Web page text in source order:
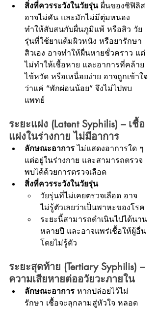
สิ่งที่ควรระวังในวัยรุ่น ผื่นของซิฟิลิส
อาจไม่คัน และมักไม่มีตุ่มหนอง
ทำให้สับสนกับผื่นภูมิแพ้ หรือสิว วัย
รุ่นที่ใช้ยาแต้มผิวหนัง หรือยารักษา
สิวเอง อาจทำให้ผื่นหายชั่วคราว แต่
ไม่ทำให้เชื้อหาย และอาการที่คล้าย
ไข้หวัด หรือเหนื่อยง่าย อาจถูกเข้าใจ
ว่าแค่ “พักผ่อนน้อย” จึงไม่ไปพบ
แพทย์
ระยะแฝง (Latent Syphilis) – เชื้อ
แฝงในร่างกาย ไม่มีอาการ
ลักษณะอาการ ไม่แสดงอาการใด ๆ
แต่อยู่ในร่างกาย และสามารถตรวจ
พบได้ด้วยการตรวจเลือด
สิ่งที่ควรระวังในวัยรุ่น
วัยรุ่นที่ไม่เคยตรวจเลือด อาจ
ไม่รู้ตัวเลยว่าเป็นพาหะของโรค
ระยะนี้สามารถดำเนินไปได้นาน
หลายปี และอาจแพร่เชื้อให้ผู้อื่น
โดยไม่รู้ตัว
ระยะสุดท้าย (Tertiary Syphilis) –
ความเสียหายต่ออวัยวะภายใน
ลักษณะอาการ หากปล่อยไว้ไม่
รักษา เชื้อจะลุกลามสู่หัวใจ หลอด